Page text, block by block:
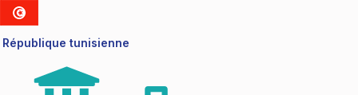
République tunisienne